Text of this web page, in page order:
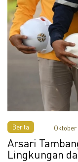
Berita
Arsari
Lingkungan
Oktober